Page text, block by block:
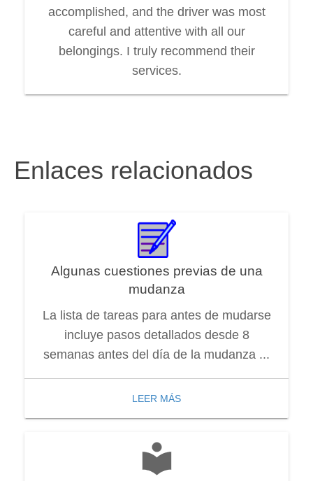
accomplished, and the driver was most
careful and attentive with all our
belongings. I truly recommend their
services.
Enlaces relacionados
Algunas cuestiones previas de una
mudanza
La lista de tareas para antes de mudarse
incluye pasos detallados desde 8
semanas antes del día de la mudanza ...
LEER MÁS